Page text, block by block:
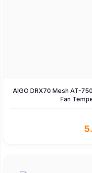
AIGO DRX70 Mesh AT-
Fan